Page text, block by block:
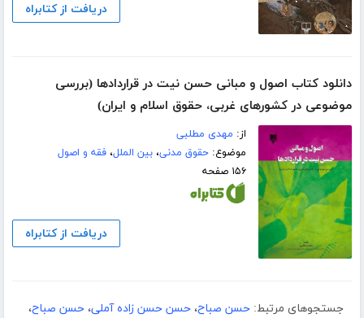
دریافت از کتابراه
دانلود کتاب اصول و مبانی حسن نیت در قراردادها (بررسی
موضوعی در کشورهای غربی، حقوق اسلام و ایران)
از: مهدی مطلبی
موضوع:حقوق مدنی،بین الملل،فقه و اصول
۱۵۶ صفحه
دریافت از کتابراه
جستجوهای مرتبط: حسن صباح، حسن حسن زاده آملی، حسن صباح،